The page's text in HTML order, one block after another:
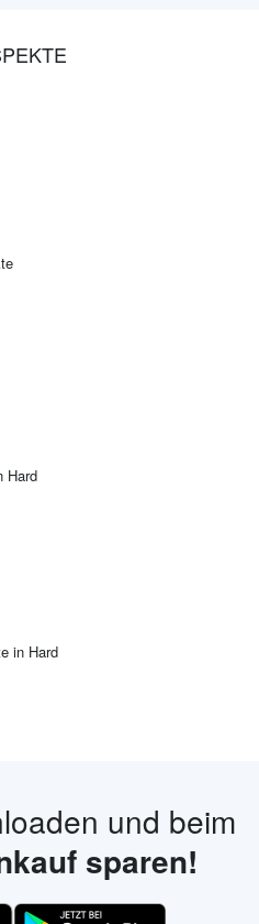
Hard
in Hard
und beim
sparen!